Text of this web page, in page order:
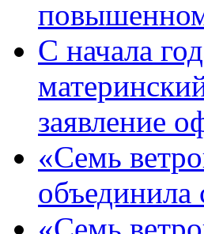
повышенном
С начала
заявление
«Семь
объединила